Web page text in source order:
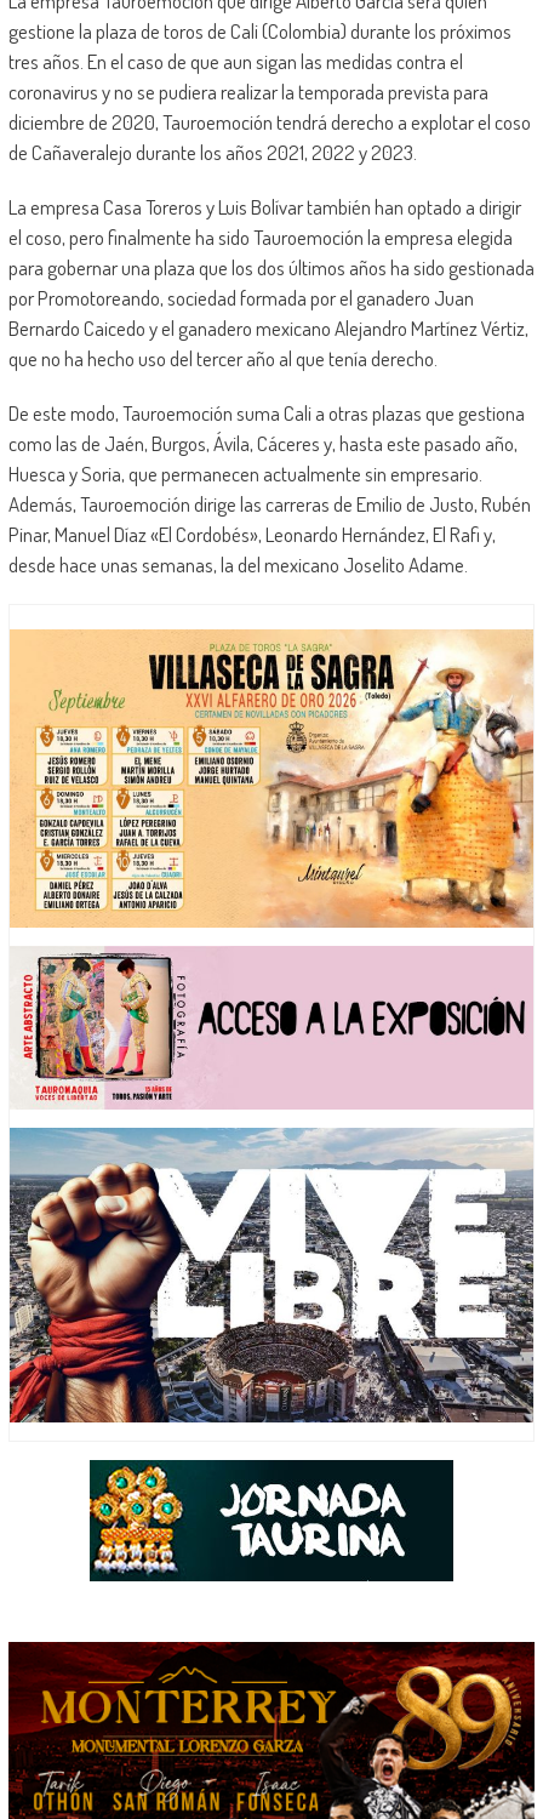
gestione la plaza de toros de Cali (Colombia) durante los próximos
tres años. En el caso de que aun sigan las medidas contra el
coronavirus y no se pudiera realizar la temporada prevista para
diciembre de 2020, Tauroemoción tendrá derecho a explotar el coso
de Cañaveralejo durante los años 2021, 2022 y 2023.
La empresa Casa Toreros y Luis Bolívar también han optado a dirigir
el coso, pero finalmente ha sido Tauroemoción la empresa elegida
para gobernar una plaza que los dos últimos años ha sido gestionada
por Promotoreando, sociedad formada por el ganadero Juan
Bernardo Caicedo y el ganadero mexicano Alejandro Martínez Vértiz,
que no ha hecho uso del tercer año al que tenía derecho.
De este modo, Tauroemoción suma Cali a otras plazas que gestiona
como las de Jaén, Burgos, Ávila, Cáceres y, hasta este pasado año,
Huesca y Soria, que permanecen actualmente sin empresario.
Además, Tauroemoción dirige las carreras de Emilio de Justo, Rubén
Pinar, Manuel Díaz «El Cordobés», Leonardo Hernández, El Rafi y,
desde hace unas semanas, la del mexicano Joselito Adame.